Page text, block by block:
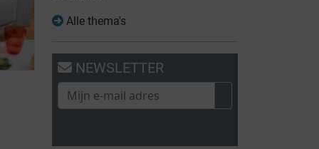
Alle thema's
NEWSLETTER